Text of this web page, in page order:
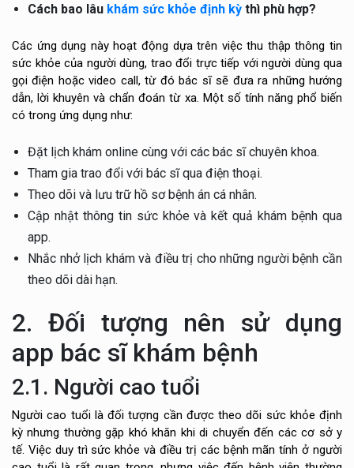
Cách bao lâu khám sức khỏe định kỳ thì phù hợp?
Các ứng dụng này hoạt động dựa trên việc thu thập thông tin
sức khỏe của người dùng, trao đổi trực tiếp với người dùng qua
gọi điện hoặc video call, từ đó bác sĩ sẽ đưa ra những hướng
dẫn, lời khuyên và chẩn đoán từ xa. Một số tính năng phổ biến
có trong ứng dụng như:
Đặt lịch khám online cùng với các bác sĩ chuyên khoa.
Tham gia trao đổi với bác sĩ qua điện thoại.
Theo dõi và lưu trữ hồ sơ bệnh án cá nhân.
Cập nhật thông tin sức khỏe và kết quả khám bệnh qua
app.
Nhắc nhở lịch khám và điều trị cho những người bệnh cần
theo dõi dài hạn.
2. Đối tượng nên sử dụng
app bác sĩ khám bệnh
2.1. Người cao tuổi
Người cao tuổi là đối tượng cần được theo dõi sức khỏe định
kỳ nhưng thường gặp khó khăn khi di chuyển đến các cơ sở y
tế. Việc duy trì sức khỏe và điều trị các bệnh mãn tính ở người